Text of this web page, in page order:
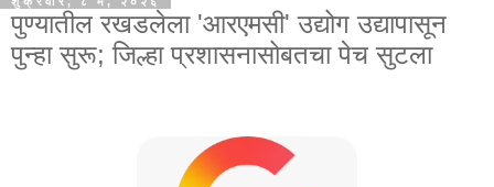
पुण्यातील रखडलेला 'आरएमसी' उद्योग उद्यापासून
पुन्हा सुरू; जिल्हा प्रशासनासोबतचा पेच सुटला